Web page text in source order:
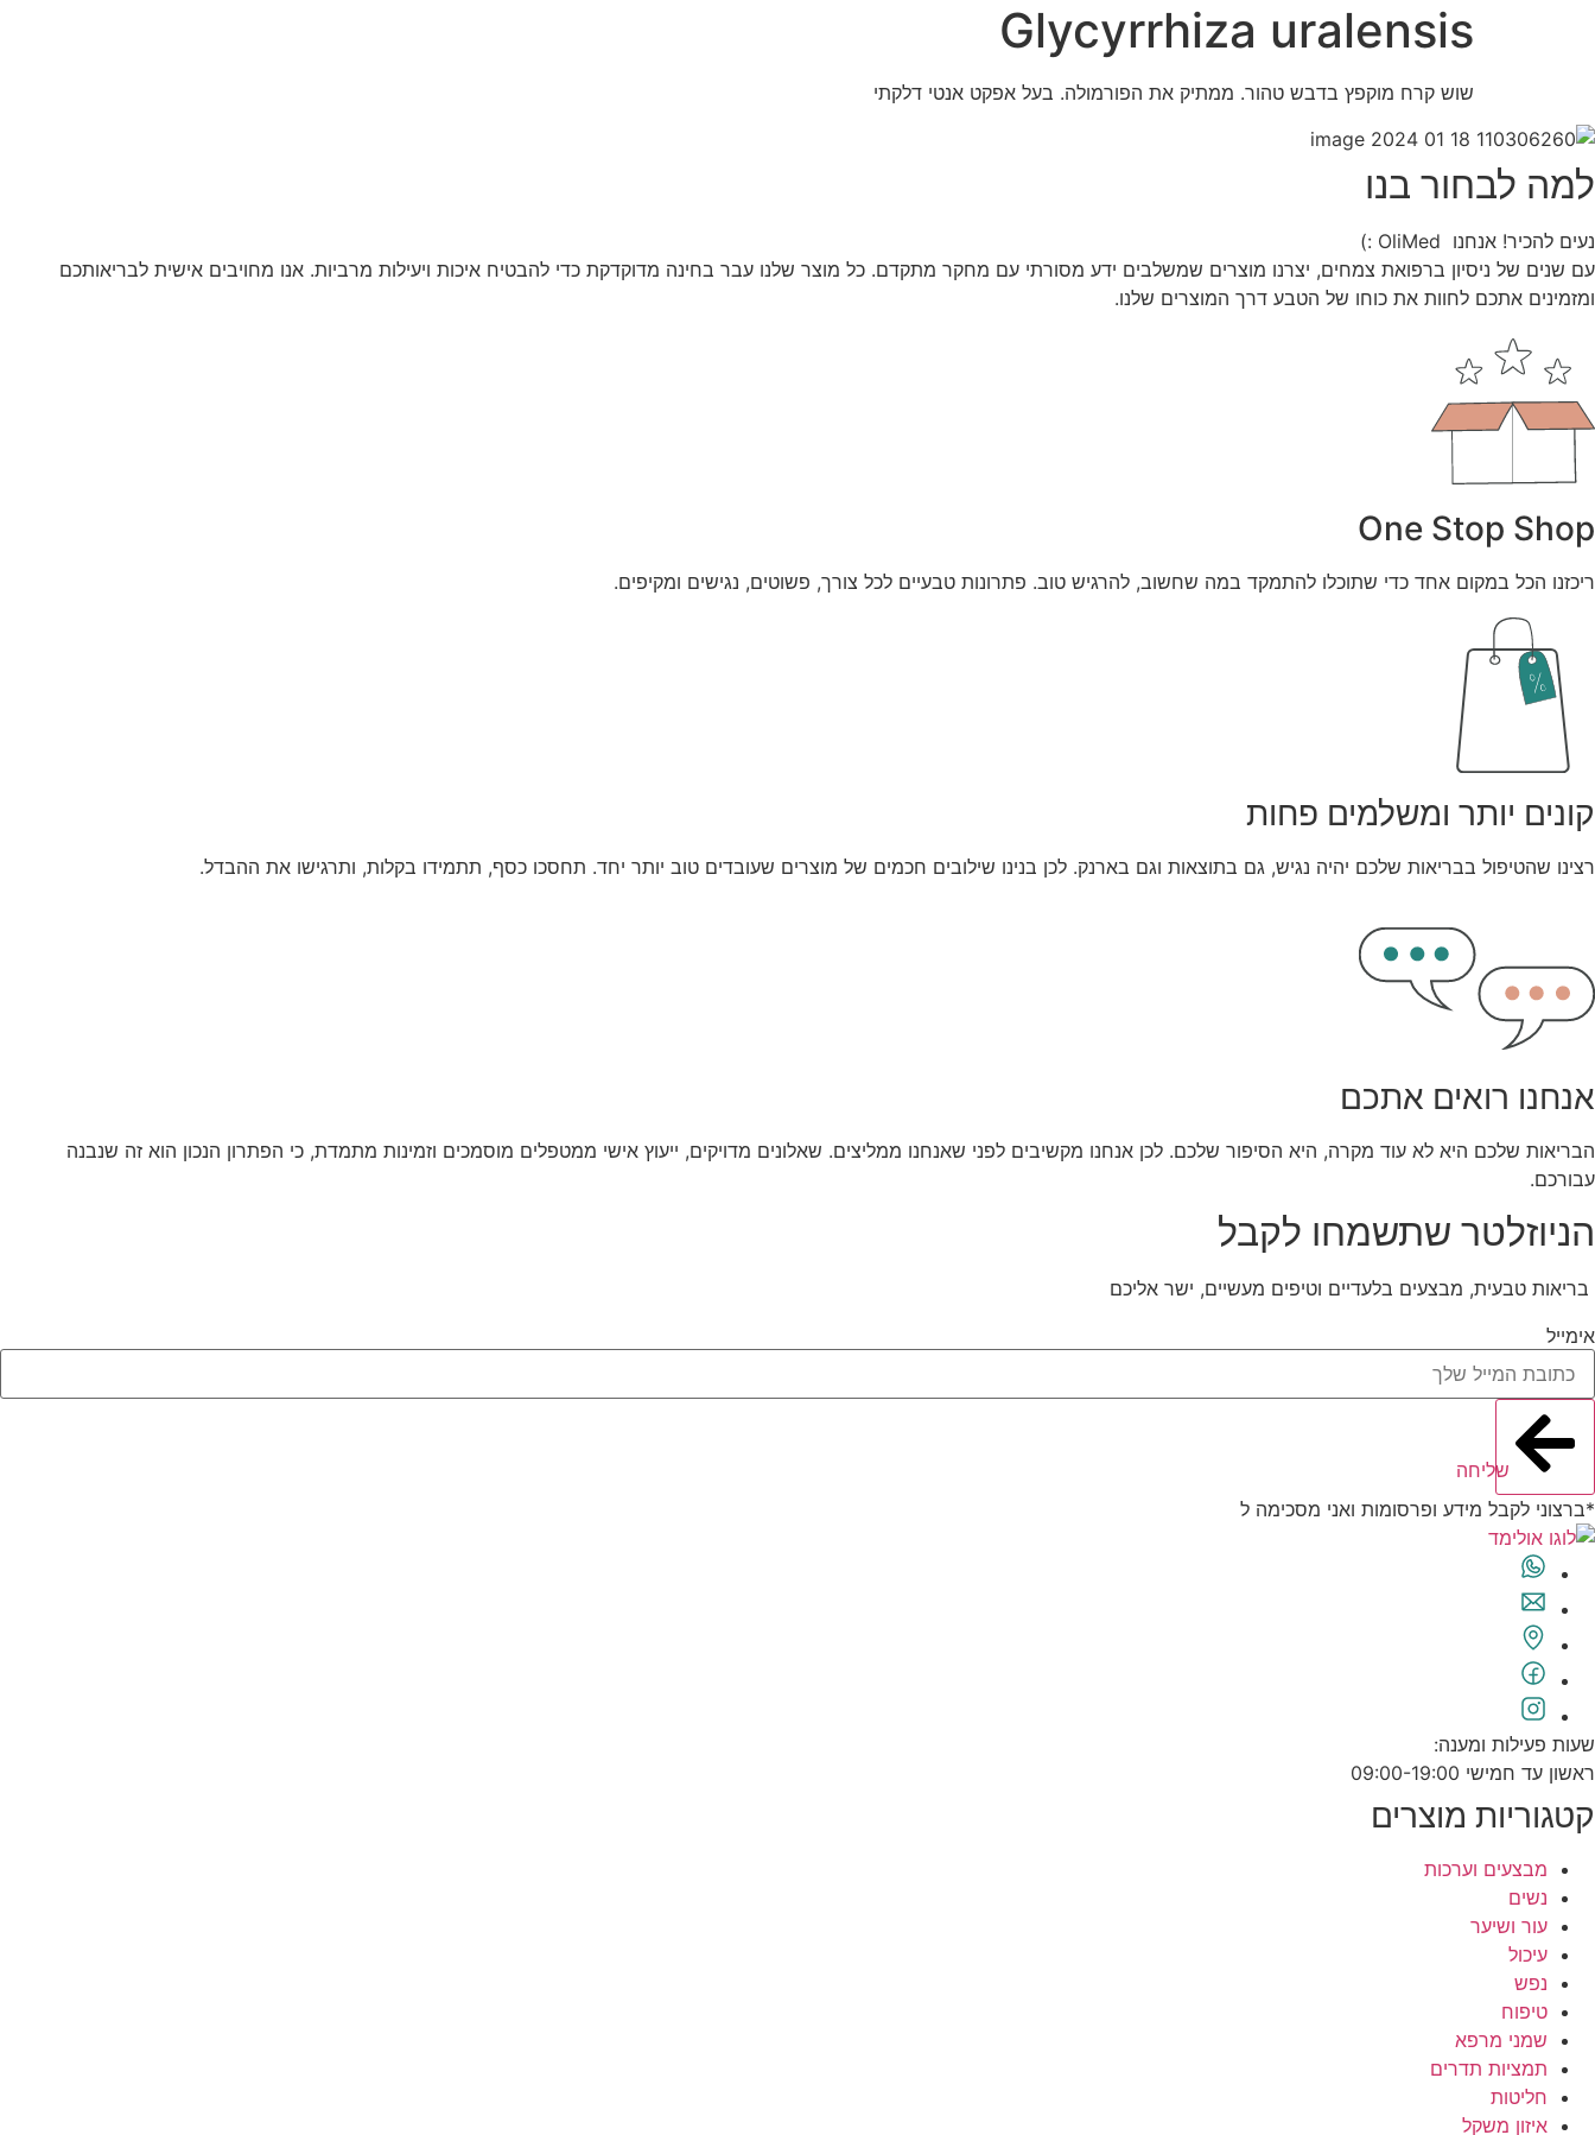
Glycyrrhiza uralensis
שוש קרח מוקפץ בדבש טהור. ממתיק את הפורמולה. בעל אפקט אנטי דלקתי
למה לבחור בנו
נעים להכיר! אנחנו OliMed :)
עם שנים של ניסיון ברפואת צמחים, יצרנו מוצרים שמשלבים ידע מסורתי עם מחקר מתקדם. כל מוצר שלנו עבר בחינה מדוקדקת כדי להבטיח איכות ויעילות מרביות. אנו מחויבים אישית לבריאותכם
ומזמינים אתכם לחוות את כוחו של הטבע דרך המוצרים שלנו.
One Stop Shop
ריכזנו הכל במקום אחד כדי שתוכלו להתמקד במה שחשוב, להרגיש טוב. פתרונות טבעיים לכל צורך, פשוטים, נגישים ומקיפים.
קונים יותר ומשלמים פחות
רצינו שהטיפול בבריאות שלכם יהיה נגיש, גם בתוצאות וגם בארנק. לכן בנינו שילובים חכמים של מוצרים שעובדים טוב יותר יחד. תחסכו כסף, תתמידו בקלות, ותרגישו את ההבדל.
אנחנו רואים אתכם
הבריאות שלכם היא לא עוד מקרה, היא הסיפור שלכם. לכן אנחנו מקשיבים לפני שאנחנו ממליצים. שאלונים מדויקים, ייעוץ אישי ממטפלים מוסמכים וזמינות מתמדת, כי הפתרון הנכון הוא זה שנבנה
עבורכם.
הניוזלטר שתשמחו לקבל
בריאות טבעית, מבצעים בלעדיים וטיפים מעשיים, ישר אליכם
אימייל
שליחה
*ברצוני לקבל מידע ופרסומות ואני מסכימה ל
שעות פעילות ומענה:
ראשון עד חמישי 09:00-19:00
קטגוריות מוצרים
מבצעים וערכות
נשים
עור ושיער
עיכול
נפש
טיפוח
שמני מרפא
תמציות תדרים
חליטות
איזון משקל